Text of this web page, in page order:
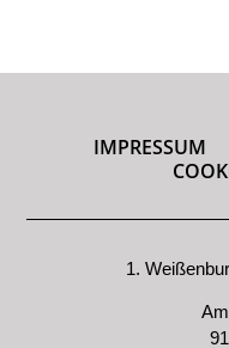
IMPRESSUM
1.